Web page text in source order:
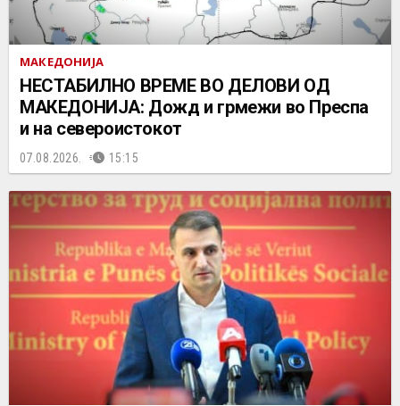
МАКЕДОНИЈА
НЕСТАБИЛНО ВРЕМЕ ВО ДЕЛОВИ ОД
МАКЕДОНИЈА: Дожд и грмежи во Преспа
и на североистокот
07.08.2026. 15:15